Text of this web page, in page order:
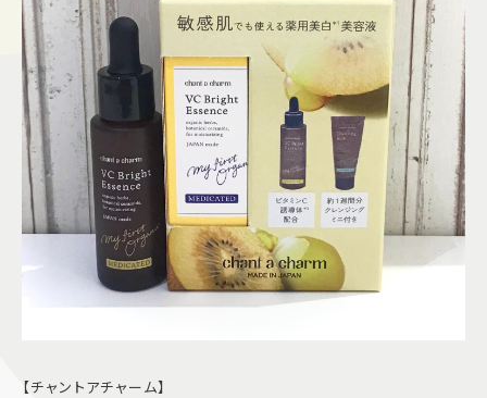
【チャントアチャーム】